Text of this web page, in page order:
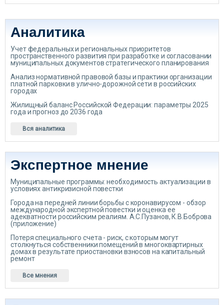
Аналитика
Учет федеральных и региональных приоритетов
пространственного развития при разработке и согласовании
муниципальных документов стратегического планирования
Анализ нормативной правовой базы и практики организации
платной парковки в улично-дорожной сети в российских
городах
Жилищный баланс Российской Федерации: параметры 2025
года и прогноз до 2036 года
Вся аналитика
Экспертное мнение
Муниципальные программы: необходимость актуализации в
условиях антикризисной повестки
Города на передней линии борьбы с коронавирусом - обзор
международной экспертной повестки и оценка ее
адекватности российским реалиям. А.С.Пузанов, К.В.Боброва
(приложение)
Потеря специального счета - риск, с которым могут
столкнуться собственники помещений в многоквартирных
домах в результате приостановки взносов на капитальный
ремонт
Все мнения